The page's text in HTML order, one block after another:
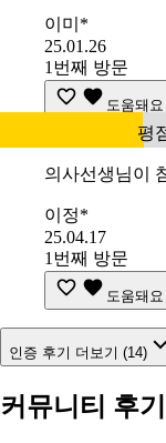
이미*
25.01.26
1번째 방문
도움돼요
평
의사선생님이
이정*
25.04.17
1번째 방문
도움돼요
인증 후기 더보기 (14)
커뮤니티 후기